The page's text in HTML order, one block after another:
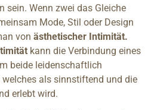
sein. Wenn zwei das Gleiche
Mode, Stil oder Design
von ästhetischer Intimität.
kann die Verbindung eines
beide leidenschaftlich
als sinnstiftend und die
erlebt wird.